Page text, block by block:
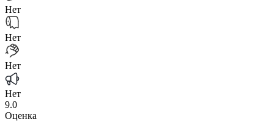
Нет
Нет
Нет
Нет
9.0
Оценка